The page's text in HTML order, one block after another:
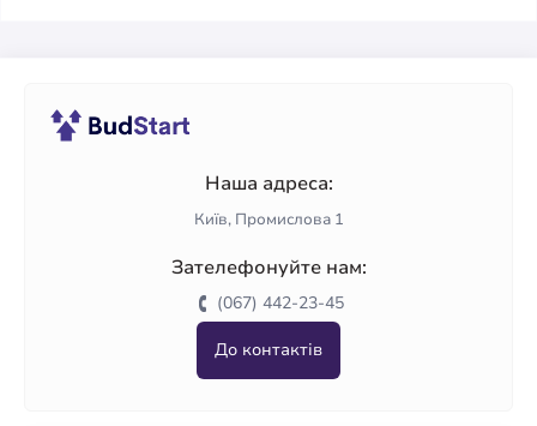
Наша адреса:
Київ, Промислова 1
Зателефонуйте нам:
(067) 442-23-45
До контактів